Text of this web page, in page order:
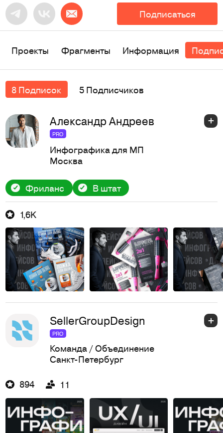
Подписаться
Проекты Фрагменты Информация
8 Подписок 5 Подписчиков
Александр Андреев
PRO
Инфографика для МП
Москва
Фриланс В штат
1,6K
SellerGroupDesign
PRO
Команда / Объединение
Санкт-Петербург
894 11